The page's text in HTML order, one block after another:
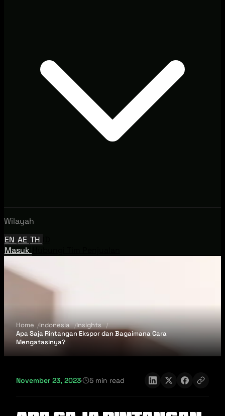
Wilayah
EN AE TH
Masuk
Home Indonesia
Insights
Apa Saja Rintangan Ekspor dan Bagaimana Cara
Mengatasinya?
November 23, 2023· 5 min read